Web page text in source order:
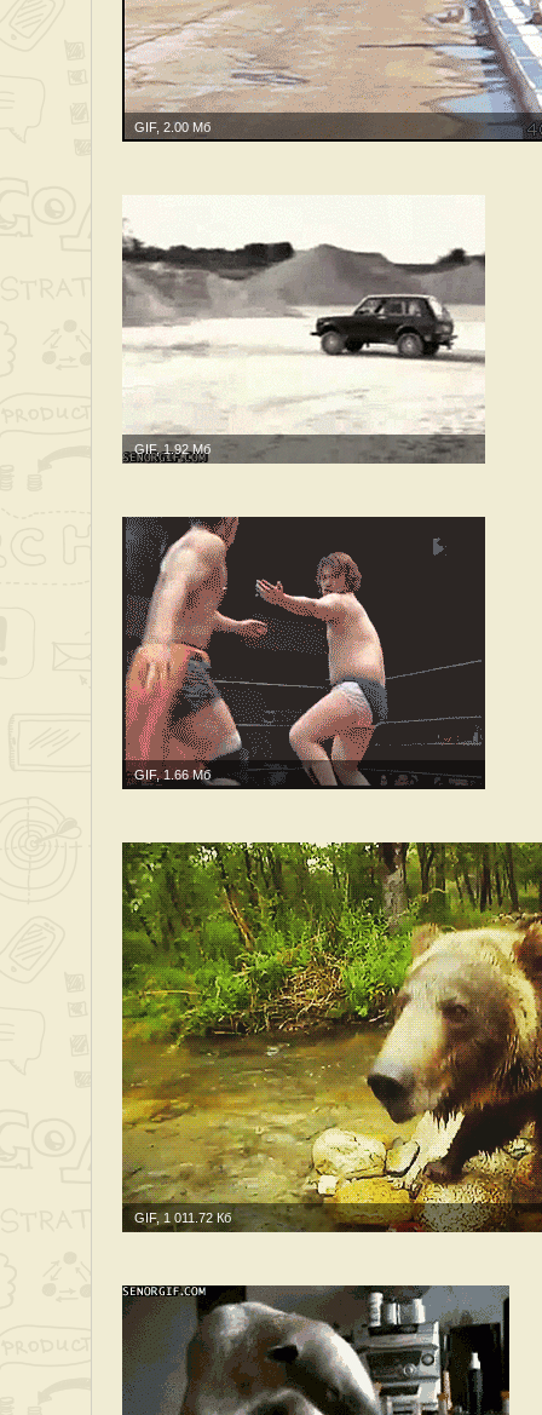
GIF, 2.00 Мб
GIF, 1.92 Мб
GIF, 1.66 Мб
GIF, 1 011.72 Кб